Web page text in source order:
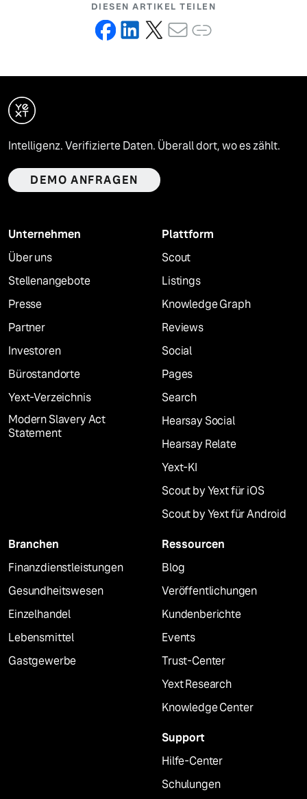
DIESEN ARTIKEL TEILEN
Intelligenz. Verifizierte Daten. Überall dort, wo es zählt.
DEMO ANFRAGEN
Unternehmen
Über uns
Stellenangebote
Presse
Partner
Investoren
Bürostandorte
Yext-Verzeichnis
Modern Slavery Act
Statement
Plattform
Scout
Listings
Knowledge Graph
Reviews
Social
Pages
Search
Hearsay Social
Hearsay Relate
Yext-KI
Scout by Yext für iOS
Scout by Yext für Android
Branchen
Finanzdienstleistungen
Gesundheitswesen
Einzelhandel
Lebensmittel
Gastgewerbe
Ressourcen
Blog
Veröffentlichungen
Kundenberichte
Events
Trust-Center
Yext Research
Knowledge Center
Support
Hilfe-Center
Schulungen